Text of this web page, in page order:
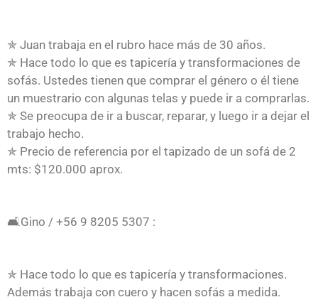
✯ Juan trabaja en el rubro hace más de 30 años.
✯ Hace todo lo que es tapicería y transformaciones de
sofás. Ustedes tienen que comprar el género o él tiene
un muestrario con algunas telas y puede ir a comprarlas.
✯ Se preocupa de ir a buscar, reparar, y luego ir a dejar el
trabajo hecho.
✯ Precio de referencia por el tapizado de un sofá de 2
mts: $120.000 aprox.
🛋Gino / +56 9 8205 5307 :
✯ Hace todo lo que es tapicería y transformaciones.
Además trabaja con cuero y hacen sofás a medida.